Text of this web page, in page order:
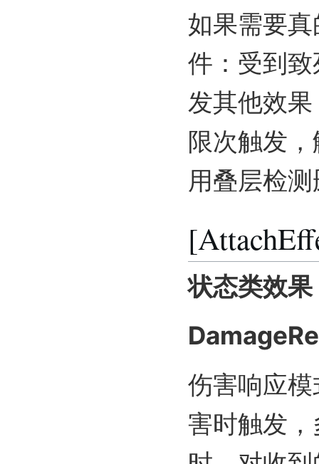
如果需要
件：受到
发其他效
限次触发
用叠层检
状态类效
伤害响应
害时触发